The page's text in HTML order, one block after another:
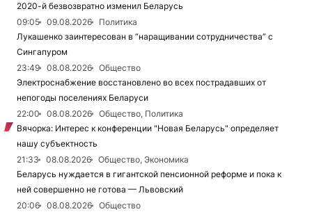
2020-й безвозвратно изменил Беларусь
09:05
09.08.2026
Политика
Лукашенко заинтересован в “наращивании сотрудничества” с
Сингапуром
23:49
08.08.2026
Общество
Электроснабжение восстановлено во всех пострадавших от
непогоды поселениях Беларуси
22:00
08.08.2026
Общество, Политика
Вячорка: Интерес к конференции "Новая Беларусь" определяет
нашу субъектность
21:33
08.08.2026
Общество, Экономика
Беларусь нуждается в гигантской пенсионной реформе и пока к
ней совершенно не готова — Львовский
20:06
08.08.2026
Общество